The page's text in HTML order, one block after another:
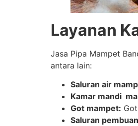
Layanan
Jasa Pipa Mampet
antara lain:
Saluran air
Kamar mandi
Got mampet:
Saluran